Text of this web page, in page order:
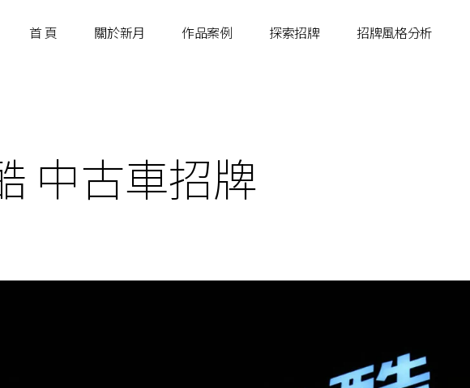
首 頁 關於新月 作品案例 探索招牌 招牌風格分析
中古車招牌